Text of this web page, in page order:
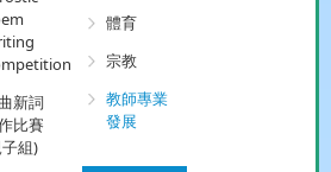
新詞
比賽
組)
體育
宗教
教師專業
發展